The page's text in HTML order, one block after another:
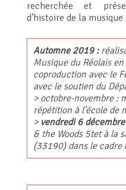
recherchée et
d’histoire de la
Automne 2019 :
Musique du Réolais
coproduction avec le
avec le soutien du
> octobre-novembre :
répétition à l’école de
> vendredi 6
& the Woods 5tet à la
(33190) dans le cadre